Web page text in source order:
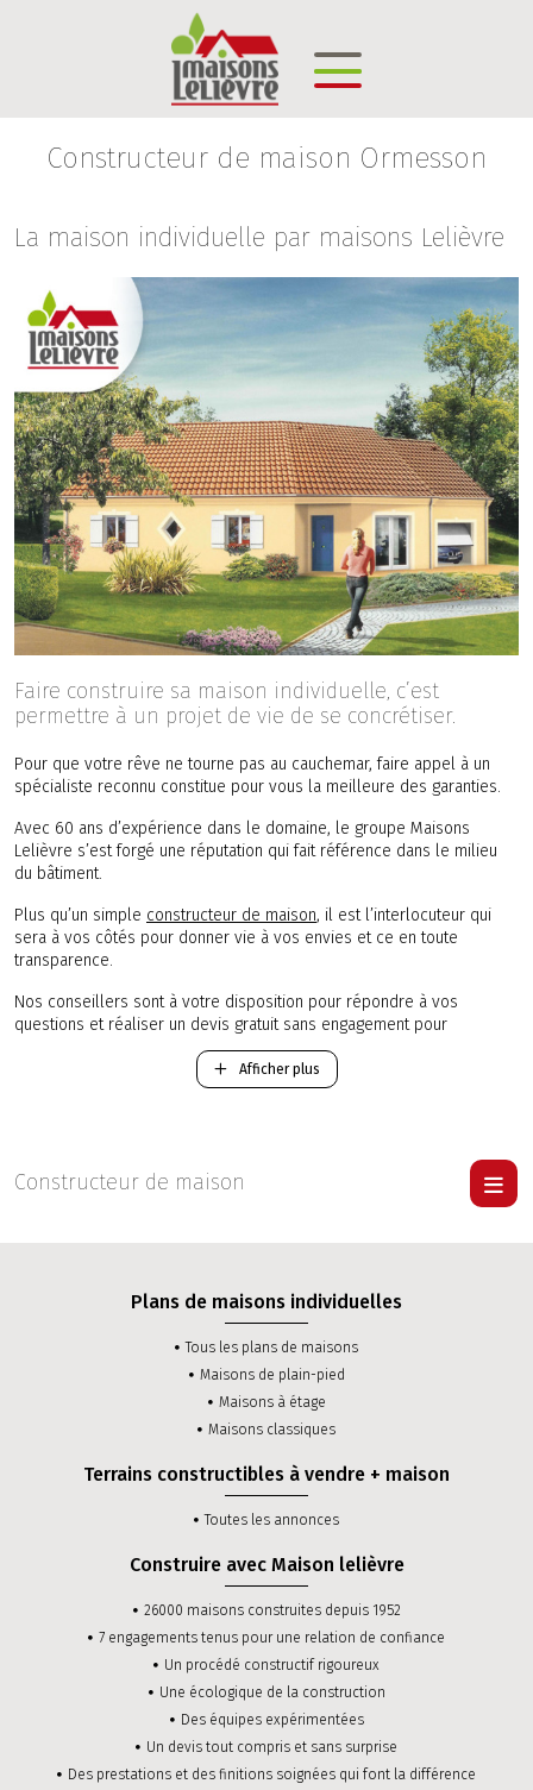
Constructeur de maison Ormesson
La maison individuelle par maisons Lelièvre
Faire construire sa maison individuelle, c’est
permettre à un projet de vie de se concrétiser.
Pour que votre rêve ne tourne pas au cauchemar, faire appel à un
spécialiste reconnu constitue pour vous la meilleure des garanties.
Avec 60 ans d’expérience dans le domaine, le groupe Maisons
Lelièvre s’est forgé une réputation qui fait référence dans le milieu
du bâtiment.
Plus qu’un simple constructeur de maison, il est l’interlocuteur qui
sera à vos côtés pour donner vie à vos envies et ce en toute
transparence.
Nos conseillers sont à votre disposition pour répondre à vos
questions et réaliser un devis gratuit sans engagement pour
l’édification de votre future maison neuve dans le département
Pour visiter une maison Lelièvre
Afficher plus
Constructeur de maison
Plans de maisons individuelles
Tous les plans de maisons
Maisons de plain-pied
Maisons à étage
Maisons classiques
Terrains constructibles à vendre + maison
Toutes les annonces
Construire avec Maison lelièvre
26000 maisons construites depuis 1952
7 engagements tenus pour une relation de confiance
Un procédé constructif rigoureux
Une écologique de la construction
Des équipes expérimentées
Un devis tout compris et sans surprise
Des prestations et des finitions soignées qui font la différence